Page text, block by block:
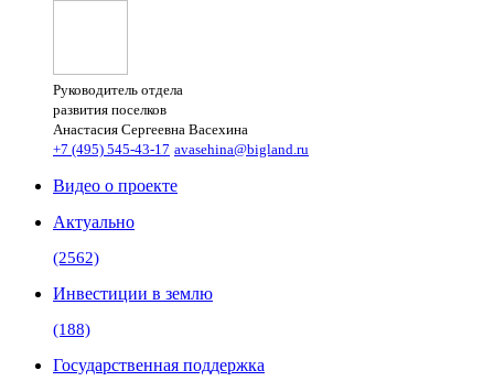
Руководитель отдела
развития поселков
Анастасия Сергеевна Васехина
+7 (495) 545-43-17 avasehina@bigland.ru
Видео о проекте
Актуально
(2562)
Инвестиции в землю
(188)
Государственная поддержка